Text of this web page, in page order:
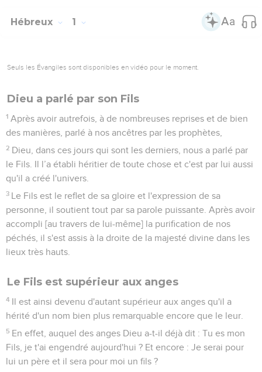
Hébreux 1
Seuls les Évangiles sont disponibles en vidéo pour le moment.
Dieu a parlé par son Fils
1 Après avoir autrefois, à de nombreuses reprises et de bien
des manières, parlé à nos ancêtres par les prophètes,
2 Dieu, dans ces jours qui sont les derniers, nous a parlé par
le Fils. Il l’a établi héritier de toute chose et c'est par lui aussi
qu'il a créé l'univers.
3 Le Fils est le reflet de sa gloire et l'expression de sa
personne, il soutient tout par sa parole puissante. Après avoir
accompli [au travers de lui-même] la purification de nos
péchés, il s'est assis à la droite de la majesté divine dans les
lieux très hauts.
Le Fils est supérieur aux anges
4 Il est ainsi devenu d'autant supérieur aux anges qu'il a
hérité d'un nom bien plus remarquable encore que le leur.
5 En effet, auquel des anges Dieu a-t-il déjà dit : Tu es mon
Fils, je t'ai engendré aujourd'hui ? Et encore : Je serai pour
lui un père et il sera pour moi un fils ?